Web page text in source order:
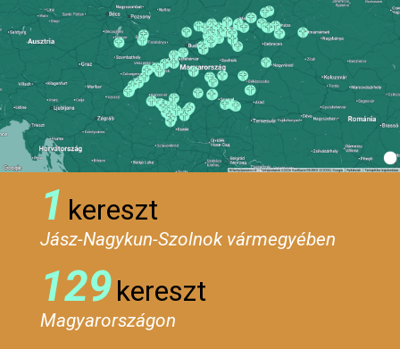
1 kereszt
Jász-Nagykun-Szolnok vármegyében
129kereszt
Magyarországon